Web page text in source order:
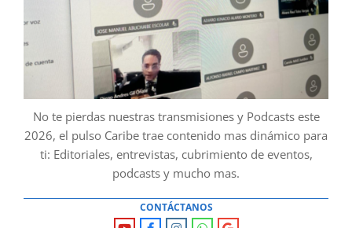
No te pierdas nuestras transmisiones y Podcasts este
2026, el pulso Caribe trae contenido mas dinámico para
ti: Editoriales, entrevistas, cubrimiento de eventos,
podcasts y mucho mas.
CONTÁCTANOS